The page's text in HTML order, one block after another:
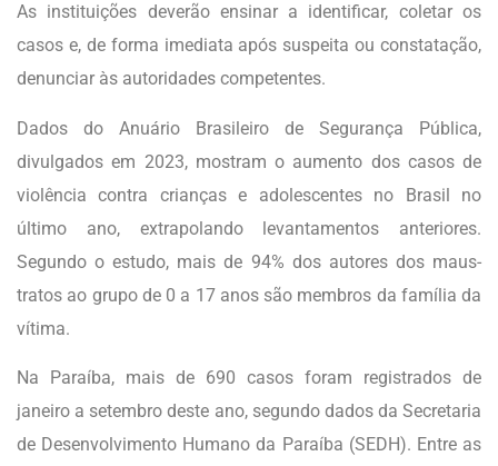
As instituições deverão ensinar a identificar, coletar os
casos e, de forma imediata após suspeita ou constatação,
denunciar às autoridades competentes.
Dados do Anuário Brasileiro de Segurança Pública,
divulgados em 2023, mostram o aumento dos casos de
violência contra crianças e adolescentes no Brasil no
último ano, extrapolando levantamentos anteriores.
Segundo o estudo, mais de 94% dos autores dos maus-
tratos ao grupo de 0 a 17 anos são membros da família da
vítima.
Na Paraíba, mais de 690 casos foram registrados de
janeiro a setembro deste ano, segundo dados da Secretaria
de Desenvolvimento Humano da Paraíba (SEDH). Entre as